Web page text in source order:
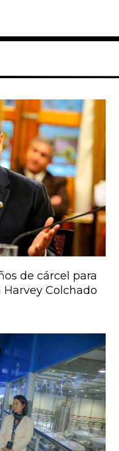
de cárcel para
Colchado
Página